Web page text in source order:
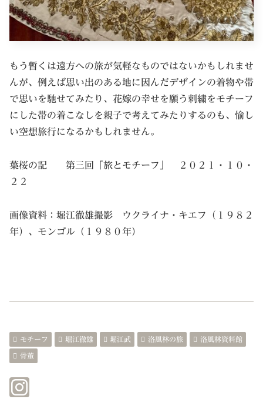
もう暫くは遠方への旅が気軽なものではないかもしれませ
んが、例えば思い出のある地に因んだデザインの着物や帯
で思いを馳せてみたり、花嫁の幸せを願う刺繍をモチーフ
にした帯の着こなしを親子で考えてみたりするのも、愉し
い空想旅行になるかもしれません。
葉桜の記 第三回「旅とモチーフ」 ２０２１・１０・
２２
画像資料：堀江徹雄撮影 ウクライナ・キエフ（１９８２
年）、モンゴル（１９８０年）
モチーフ 堀江徹雄 堀江武 洛風林の旅 洛風林資料館
骨董